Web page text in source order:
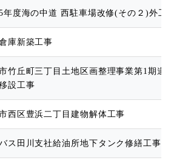
年度海の中道 西駐車場改修(その２)外工
庫新築工事
竹丘町三丁目土地区画整理事業第1期道
設工事
西区豊浜二丁目建物解体工事
ス田川支社給油所地下タンク修繕工事